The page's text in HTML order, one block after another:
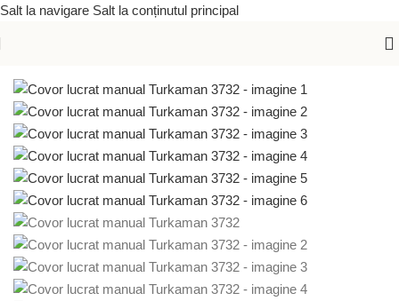
Salt la navigare Salt la conținutul principal